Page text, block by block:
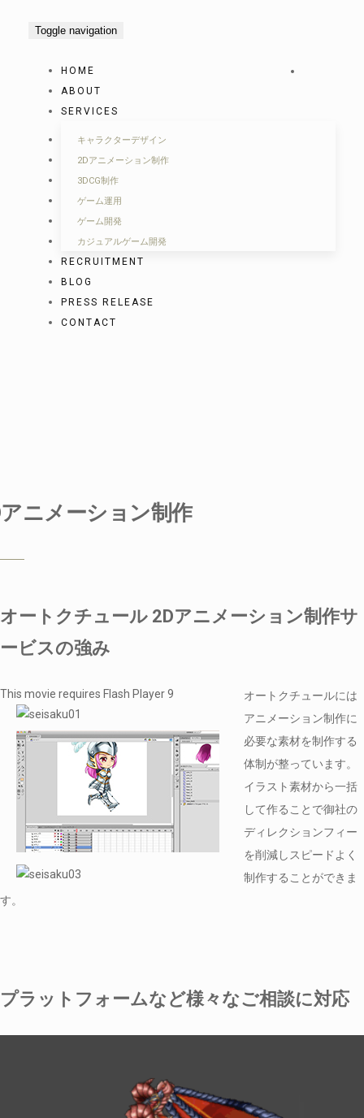
Toggle navigation
HOME
ABOUT
SERVICES
キャラクターデザイン
2Dアニメーション制作
3DCG制作
ゲーム運用
ゲーム開発
カジュアルゲーム開発
RECRUITMENT
BLOG
PRESS RELEASE
CONTACT
ニメーション制作
オートクチュール 2Dアニメーション制作サ
ービスの強み
This movie requires Flash Player 9
オートクチュールには
アニメーション制作に
必要な素材を制作する
体制が整っています。
イラスト素材から一括
して作ることで御社の
ディレクションフィー
を削減しスピードよく
制作することができま
す。
プラットフォームなど様々なご相談に対応